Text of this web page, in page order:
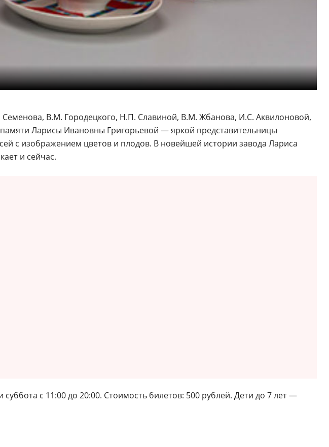
В.М. Городецкого, Н.П. Славиной, В.М. Жбанова, И.С. Аквилоновой,
Ларисы Ивановны Григорьевой — яркой представительницы
с изображением цветов и плодов. В новейшей истории завода Лариса
и сейчас.
с 11:00 до 20:00. Стоимость билетов: 500 рублей. Дети до 7 лет —